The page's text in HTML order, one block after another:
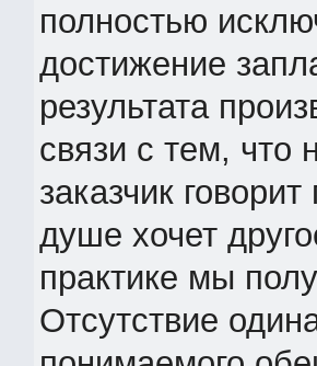
полностью
достижение
результата
связи с тем, что
заказчик
душе хочет
практике мы
Отсутствие